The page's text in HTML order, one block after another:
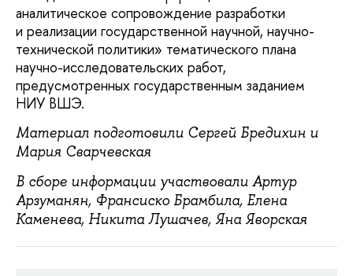
аналитическое сопровождение разработки
и реализации государственной научной, научно-
технической политики» тематического плана
научно-исследовательских работ,
предусмотренных государственным заданием
НИУ ВШЭ.
Материал подготовили Сергей Бредихин и
Мария Сварчевская
В сборе информации участвовали Артур
Арзуманян, Франсиско Брамбила, Елена
Каменева, Никита Лушачев, Яна Яворская